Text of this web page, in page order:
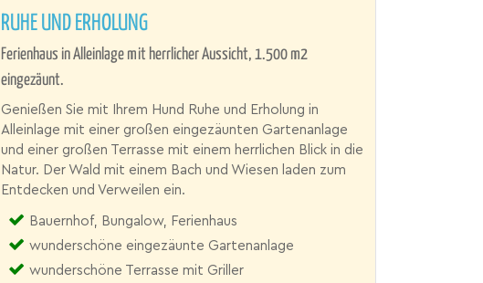
RUHE UND ERHOLUNG
Ferienhaus in Alleinlage mit herrlicher Aussicht, 1.500 m2
eingezäunt.
Genießen Sie mit Ihrem Hund Ruhe und Erholung in
Alleinlage mit einer großen eingezäunten Gartenanlage
und einer großen Terrasse mit einem herrlichen Blick in die
Natur. Der Wald mit einem Bach und Wiesen laden zum
Entdecken und Verweilen ein.
Bauernhof, Bungalow, Ferienhaus
wunderschöne eingezäunte Gartenanlage
wunderschöne Terrasse mit Griller